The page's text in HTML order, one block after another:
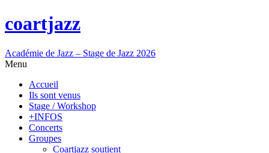
coartjazz
Académie de Jazz – Stage de Jazz 2026
Menu
Accueil
Ils sont venus
Stage / Workshop
+INFOS
Concerts
Groupes
Coartjazz soutient